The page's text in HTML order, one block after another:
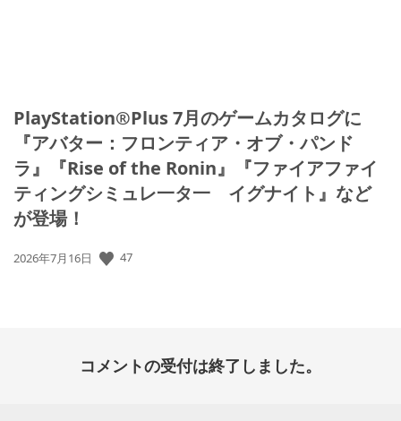
PlayStation®Plus 7月のゲームカタログに
『アバター：フロンティア・オブ・パンド
ラ』『Rise of the Ronin』『ファイアファイ
ティングシミュレ一タ一 イグナイト』など
が登場！
公
2026年7月16日 47
コメントの受付は終了しました。